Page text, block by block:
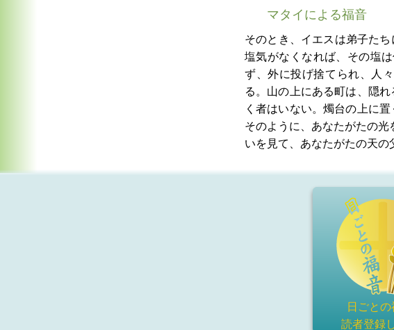
マタイによる福音
そのとき、イエスは弟子た
塩気がなくなれば、その塩
ず、外に投げ捨てられ、人
る。山の上にある町は、隠
く者はいない。燭台の上に
そのように、あなたがたの
いを見て、あなたがたの天の
日ごと
読者登録